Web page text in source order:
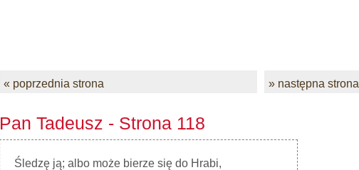
« poprzednia strona » następna strona
Pan Tadeusz - Strona 118
Śledzę ją; albo może bierze się do Hrabi,